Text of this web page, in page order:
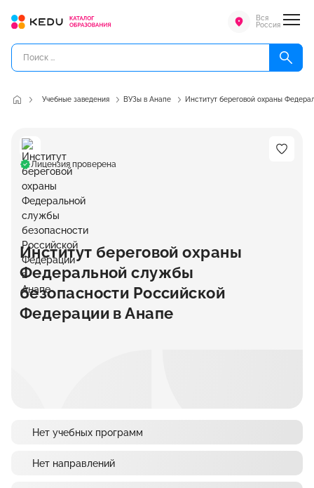
Вся
Россия
Учебные заведения ВУЗы в Анапе Институт береговой охраны
Лицензия проверена
Институт береговой охраны
Федеральной службы
безопасности Российской
Федерации в Анапе
Нет учебных программ
Нет направлений